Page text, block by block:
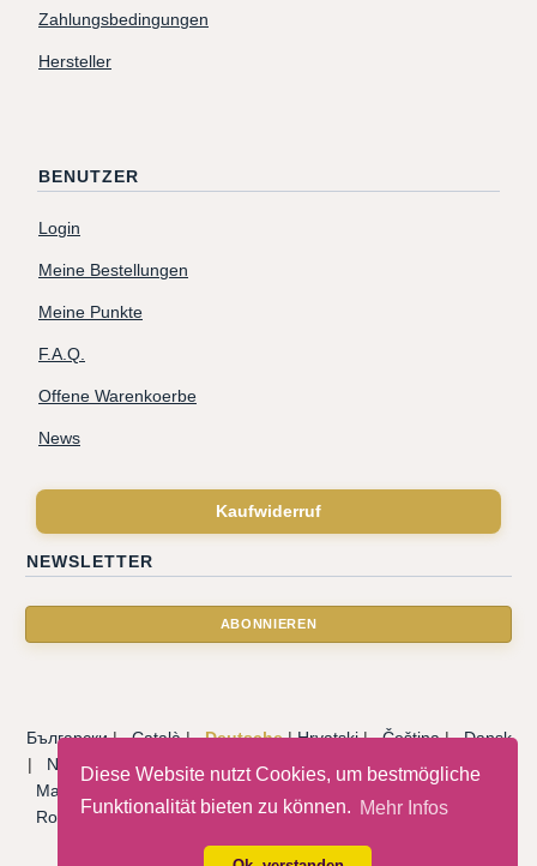
Diese Website nutzt Cookies, um bestmögliche
Funktionalität bieten zu können. Mehr Infos
Zahlungsbedingungen
Hersteller
BENUTZER
Login
Meine Bestellungen
Meine Punkte
F.A.Q.
Offene Warenkoerbe
News
Kaufwiderruf
NEWSLETTER
Български|Català|Deutsche|Hrvatski|Čeština|Dansk
| Nederlandse|English | Eesti keel Français | Ελληνικά
Magyar
| Português
Română|Русский|Српски|Slovenský|Slovenščina
Español|Svenska|Türkçe